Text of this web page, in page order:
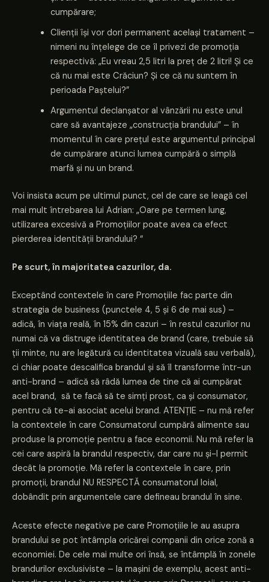
cumpărare;
Clienții își vor dori permanent același tratament –
nimeni nu înțelege de ce îl privezi de promoția
respectivă: „Eu vreau 2,5 litri la preț de 2 litri! Și ce
că nu mai este Crăciun? Și ce că nu suntem în
perioada Paștelui?”
Argumentul declanșator al vânzării nu este unul
care să avantajeze „construcția brandului” – în
momentul în care prețul este argumentul principal
de cumpărare atunci lumea cumpără o simplă
marfă și nu un brand.
Voi insista acum pe ultimul punct, cel de care se leagă cel
mai mult întrebarea lui Adrian: „Oare pe termen lung,
utilizarea excesivă a Promoțiilor poate avea ca efect
pierderea identității brandului? “
Pe scurt, în majoritatea cazurilor, da.
Exceptând contextele în care Promoțiile fac parte din
strategia de business (punctele 4, 5 și 6 de mai sus) –
adică, în viața reală, în 15% din cazuri – în restul cazurilor nu
numai că va distruge identitatea de brand (care, trebuie să
ții minte, nu are legătură cu identitatea vizuală sau verbală),
ci chiar poate descalifica brandul și să îl transforme într-un
anti-brand – adică să râdă lumea de tine că ai cumpărat
acel brand, să te facă să te simți prost, ca și consumator,
pentru că te-ai asociat acelui brand. ATENȚIE – nu mă refer
la contextele în care Consumatorul cumpără alimente sau
produse la promoție pentru a face economii. Nu mă refer la
cei care aspiră la brandul respectiv, dar care nu și-l permit
decât la promoție. Mă refer la contextele în care, prin
promoții, brandul NU RESPECTĂ consumatorul loial,
dobândit prin argumentele care defineau brandul în sine.
Aceste efecte negative pe care Promoțiile le au asupra
brandului se pot întâmpla oricărei companii din orice zonă a
economiei. De cele mai multe ori însă, se întâmplă în zonele
brandurilor exclusiviste – la mașini de exemplu, acest anti-